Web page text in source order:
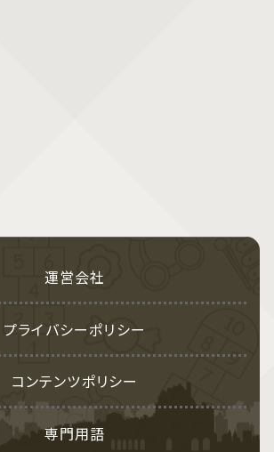
運営会社
プライバシーポリシー
コンテンツポリシー
専門用語